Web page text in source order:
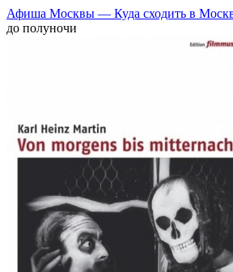
Афиша Москвы — Куда сходить в
до полуночи